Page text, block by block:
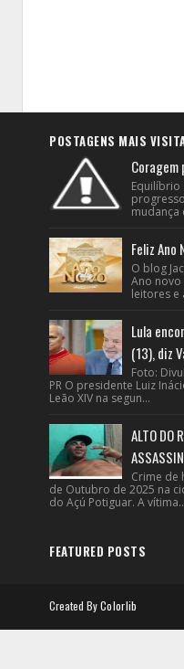
POSTAGENS MAIS
mudança
Feliz Ano
O blog
Ano
leitores e
Lula
(13), diz
Foto:
PR O presidente Luiz
Leão XIV na segun...
ALTO DO
Crime de
de Outubro de 2025 na
do Açú Potiguar. A
FEATURED POSTS
Created ByColorlib